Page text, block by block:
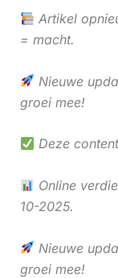
Artikel
= macht.
Nieuwe
groei mee!
Deze
Online
10-2025.
Nieuwe
groei mee!